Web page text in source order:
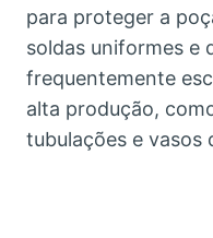
para proteger a
soldas uniformes e
frequentemente
alta produção,
tubulações e vasos